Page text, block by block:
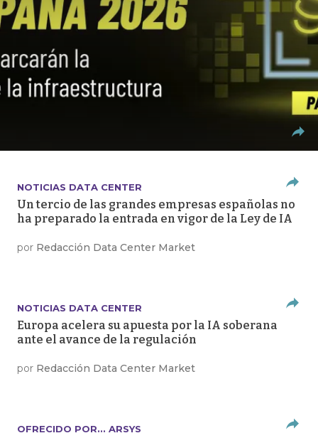
NOTICIAS DATA CENTER
Un tercio de las grandes empresas españolas no
ha preparado la entrada en vigor de la Ley de IA
por Redacción Data Center Market
NOTICIAS DATA CENTER
Europa acelera su apuesta por la IA soberana
ante el avance de la regulación
por Redacción Data Center Market
OFRECIDO POR... ARSYS